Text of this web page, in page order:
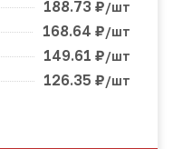
188.73 ₽/шт
168.64 ₽/шт
149.61 ₽/шт
126.35 ₽/шт